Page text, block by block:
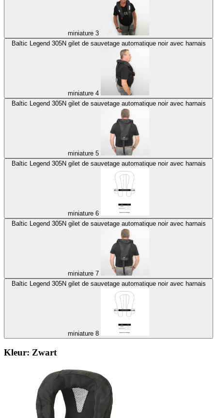
miniature 3
Baltic Legend 305N gilet de sauvetage automatique noir avec harnais
miniature 4
Baltic Legend 305N gilet de sauvetage automatique noir avec harnais
miniature 5
Baltic Legend 305N gilet de sauvetage automatique noir avec harnais
miniature 6
Baltic Legend 305N gilet de sauvetage automatique noir avec harnais
miniature 7
Baltic Legend 305N gilet de sauvetage automatique noir avec harnais
miniature 8
Kleur: Zwart